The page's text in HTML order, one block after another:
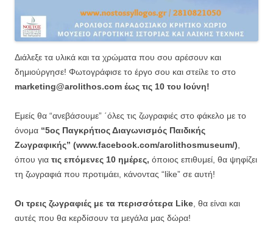
Διάλεξε τα υλικά και τα χρώματα που σου αρέσουν και
δημιούργησε! Φωτογράφισε το έργο σου και στείλε το στο
marketing@arolithos.com έως τις 10 του Ιούνη!
Εμείς θα “ανεβάσουμε” ΄όλες τις ζωγραφιές στο φάκελο με το
όνομα “5ος Παγκρήτιος Διαγωνισμός Παιδικής
Ζωγραφικής” (www.facebook.com/arolithosmuseum/)
όπου για τις επόμενες 10 ημέρες, όποιος επιθυμεί, θα ψηφίζει
τη ζωγραφιά που προτιμάει, κάνοντας “like” σε αυτή!
Οι τρεις ζωγραφιές με τα περισσότερα Like , θα είναι και
αυτές που θα κερδίσουν τα μεγάλα μας δώρα!